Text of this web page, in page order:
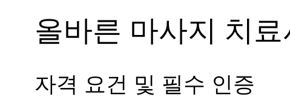
올바른 마사지 치료
자격 요건 및 필수 인증